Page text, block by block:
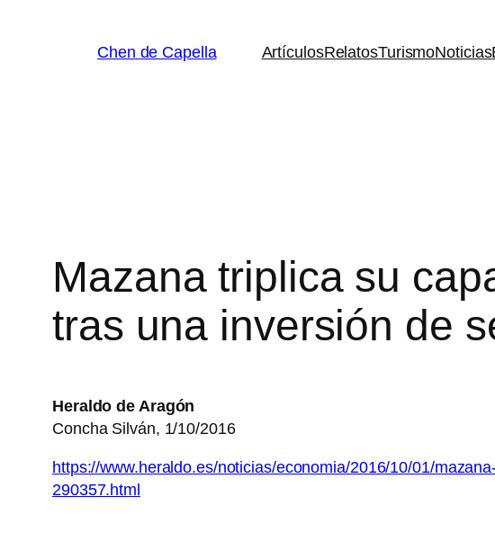
Chen de Capella ArtículosRelatosTurismoNoticias
Mazana triplica su
tras una inversión de
Heraldo de Aragón
Concha Silván, 1/10/2016
https://www.heraldo.es/noticias/economia/2016/10/01/
290357.html